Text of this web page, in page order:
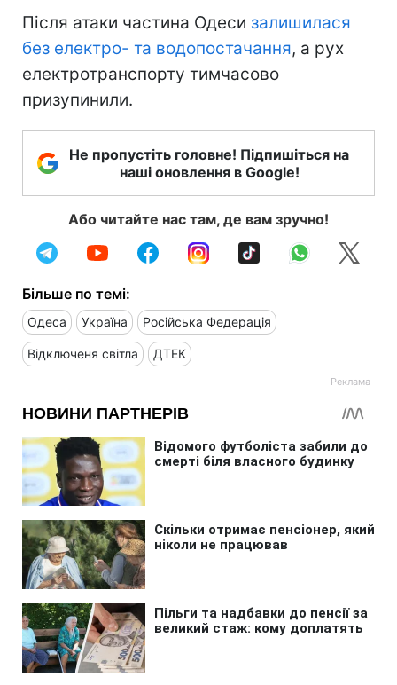
Після атаки частина Одеси залишилася
без електро- та водопостачання, а рух
електротранспорту тимчасово
призупинили.
Не пропустіть головне! Підпишіться на
наші оновлення в Google!
Або читайте нас там, де вам зручно!
Більше по темі:
Одеса Україна Російська Федерація
Відключеня світла ДТЕК